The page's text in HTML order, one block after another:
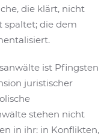
die klärt, nicht
spaltet; die dem
ist Pfingsten
juristischer
stehen nicht
in ihr: in Konflikten,